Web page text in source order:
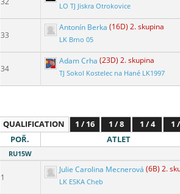
LO TJ Jiskra Otrokovice
33
Antonín Berka (16D) 2. skupina
LK Brno 05
34
Adam Crha (23D) 2. skupina
TJ Sokol Kostelec na Hané LK1997
QUALIFICATION 1 / 16 1 / 8 1 / 4 1
POŘ.
ATLET
RU15W
1
Julie Carolina Mecnerová (6B) 2.
LK ESKA Cheb